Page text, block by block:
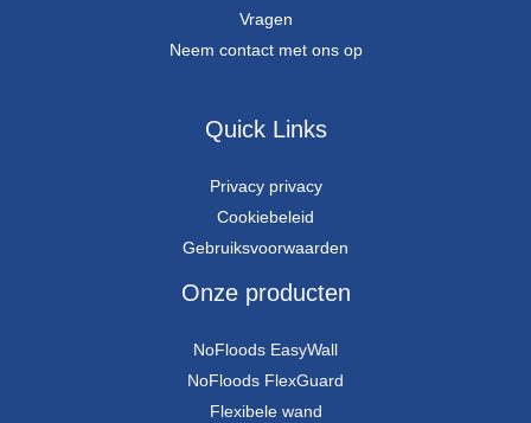
Vragen
Neem contact met ons op
Quick Links
Privacy privacy
Cookiebeleid
Gebruiksvoorwaarden
Onze producten
NoFloods EasyWall
NoFloods FlexGuard
Flexibele wand